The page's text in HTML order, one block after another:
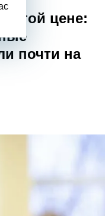
цене:
почти на